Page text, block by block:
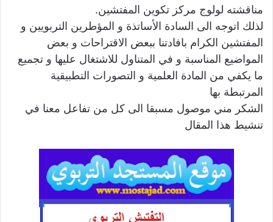
مناقشته لولوج مركز تكوين المفتشين.
لذلك اتوجه الى السادة الأساتذة و المؤطرين التربويين و
المفتشين الكرام بافادتنا ببعض الاقتراحات و بعض
المواضيع المناسبة و في المتناول للاشتغال عليها و تجميع
ما يكفي من المادة العلمية و التصورات التطبيقية
المرتبطة بها
الشكر مني موصول مسبقا الى كل من تفاعل معنا في
تنشيط هذا المقال